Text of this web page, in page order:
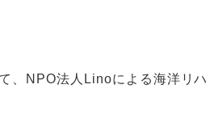
、NPO法人Linoによる海洋リ